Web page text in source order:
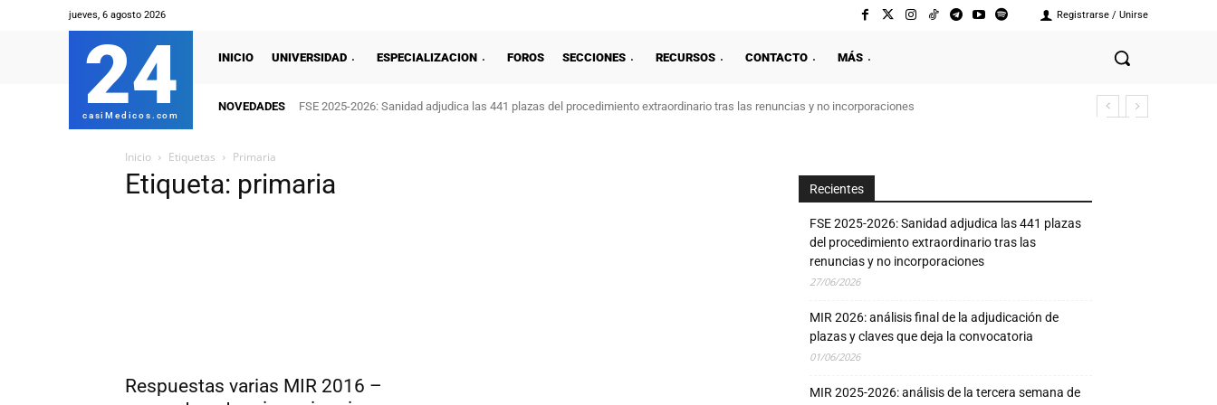
jueves, 6 agosto 2026 Registrarse / Unirse
24
casiMedicos.com
INICIO UNIVERSIDAD ESPECIALIZACION FOROS SECCIONES RECURSOS CONTACTO MÁS
NOVEDADES FSE 2025-2026: Sanidad adjudica las 441 plazas del procedimiento extraordinario tras las renuncias y no incorporaciones
Inicio Etiquetas Primaria
Etiqueta: primaria
Respuestas varias MIR 2016 –
Recientes
FSE 2025-2026: Sanidad adjudica las 441 plazas
del procedimiento extraordinario tras las
renuncias y no incorporaciones
27/06/2026
MIR 2026: análisis final de la adjudicación de
plazas y claves que deja la convocatoria
01/06/2026
MIR 2025-2026: análisis de la tercera semana de